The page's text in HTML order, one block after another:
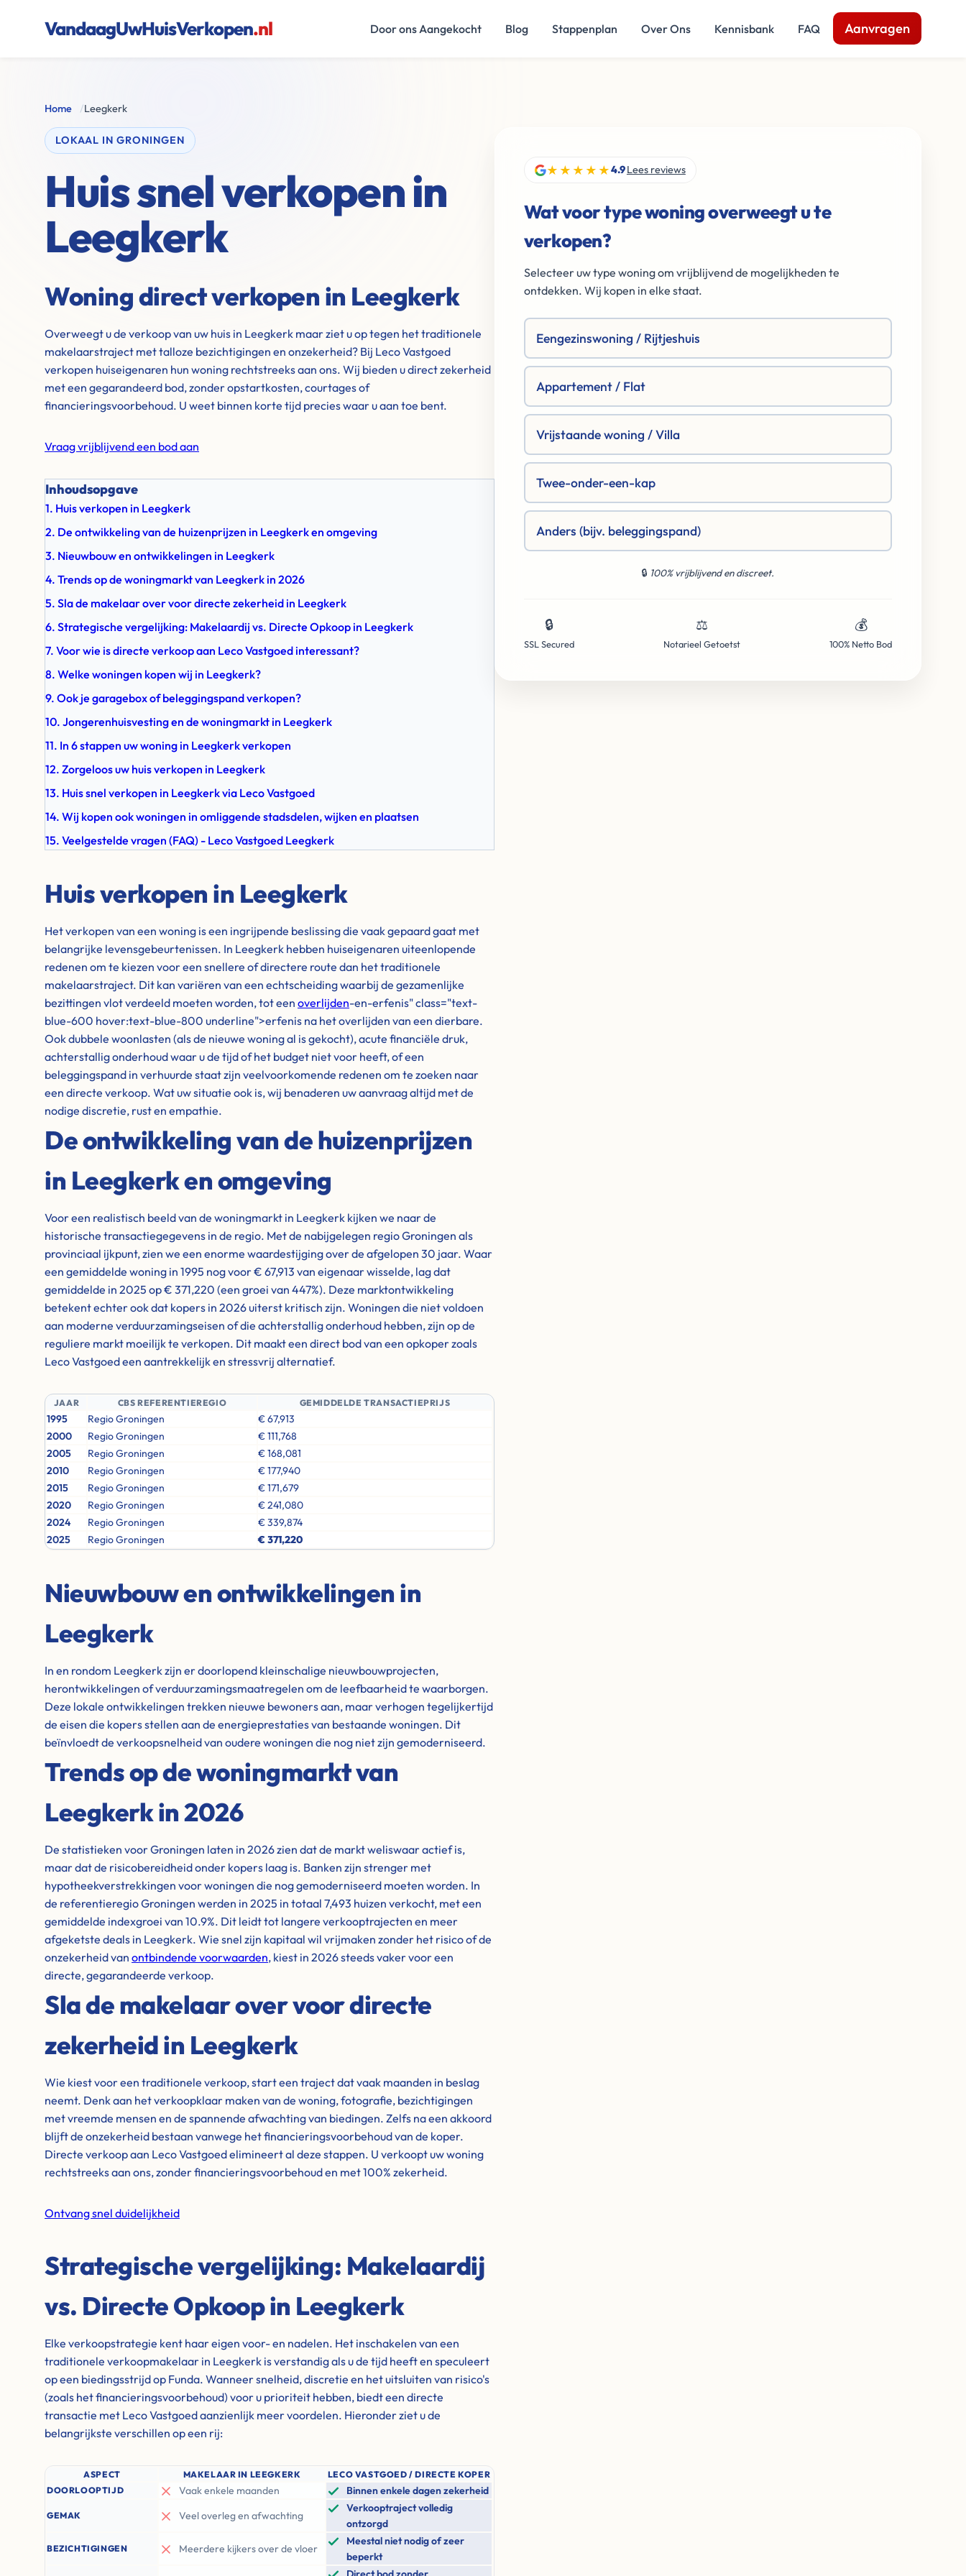
VandaagUwHuisVerkopen.nl Door ons Aangekocht Blog Stappenplan Over Ons Kennisbank FAQ Aanvragen
Home /Leegkerk
LOKAAL IN GRONINGEN
Huis snel verkopen in
Leegkerk
Woning direct verkopen in Leegkerk
Overweegt u de verkoop van uw huis in Leegkerk maar ziet u op tegen het traditionele
makelaarstraject met talloze bezichtigingen en onzekerheid? Bij Leco Vastgoed
verkopen huiseigenaren hun woning rechtstreeks aan ons. Wij bieden u direct zekerheid
met een gegarandeerd bod, zonder opstartkosten, courtages of
financieringsvoorbehoud. U weet binnen korte tijd precies waar u aan toe bent.
Vraag vrijblijvend een bod aan
Inhoudsopgave
1. Huis verkopen in Leegkerk
2. De ontwikkeling van de huizenprijzen in Leegkerk en omgeving
3. Nieuwbouw en ontwikkelingen in Leegkerk
4. Trends op de woningmarkt van Leegkerk in 2026
5. Sla de makelaar over voor directe zekerheid in Leegkerk
6. Strategische vergelijking: Makelaardij vs. Directe Opkoop in Leegkerk
7. Voor wie is directe verkoop aan Leco Vastgoed interessant?
8. Welke woningen kopen wij in Leegkerk?
9. Ook je garagebox of beleggingspand verkopen?
10. Jongerenhuisvesting en de woningmarkt in Leegkerk
11. In 6 stappen uw woning in Leegkerk verkopen
12. Zorgeloos uw huis verkopen in Leegkerk
13. Huis snel verkopen in Leegkerk via Leco Vastgoed
14. Wij kopen ook woningen in omliggende stadsdelen, wijken en plaatsen
15. Veelgestelde vragen (FAQ) - Leco Vastgoed Leegkerk
Huis verkopen in Leegkerk
Het verkopen van een woning is een ingrijpende beslissing die vaak gepaard gaat met
belangrijke levensgebeurtenissen. In Leegkerk hebben huiseigenaren uiteenlopende
redenen om te kiezen voor een snellere of directere route dan het traditionele
makelaarstraject. Dit kan variëren van een echtscheiding waarbij de gezamenlijke
bezittingen vlot verdeeld moeten worden, tot een overlijden-en-erfenis" class="text-
blue-600 hover:text-blue-800 underline">erfenis na het overlijden van een dierbare.
Ook dubbele woonlasten (als de nieuwe woning al is gekocht), acute financiële druk,
achterstallig onderhoud waar u de tijd of het budget niet voor heeft, of een
beleggingspand in verhuurde staat zijn veelvoorkomende redenen om te zoeken naar
een directe verkoop. Wat uw situatie ook is, wij benaderen uw aanvraag altijd met de
nodige discretie, rust en empathie.
De ontwikkeling van de huizenprijzen
in Leegkerk en omgeving
Voor een realistisch beeld van de woningmarkt in Leegkerk kijken we naar de
historische transactiegegevens in de regio. Met de nabijgelegen regio Groningen als
provinciaal ijkpunt, zien we een enorme waardestijging over de afgelopen 30 jaar. Waar
een gemiddelde woning in 1995 nog voor € 67,913 van eigenaar wisselde, lag dat
gemiddelde in 2025 op € 371,220 (een groei van 447%). Deze marktontwikkeling
betekent echter ook dat kopers in 2026 uiterst kritisch zijn. Woningen die niet voldoen
aan moderne verduurzamingseisen of die achterstallig onderhoud hebben, zijn op de
reguliere markt moeilijk te verkopen. Dit maakt een direct bod van een opkoper zoals
Leco Vastgoed een aantrekkelijk en stressvrij alternatief.
JAAR CBS REFERENTIEREGIO GEMIDDELDE TRANSACTIEPRIJS
1995 Regio Groningen
€ 67,913
2000
Regio Groningen
€ 111,768
2005
Regio Groningen
€ 168,081
2010
Regio Groningen
€ 177,940
2015
Regio Groningen
€ 171,679
2020
Regio Groningen
€ 241,080
2024
Regio Groningen
€ 339,874
2025
Regio Groningen € 371,220
Nieuwbouw en ontwikkelingen in
Leegkerk
In en rondom Leegkerk zijn er doorlopend kleinschalige nieuwbouwprojecten,
herontwikkelingen of verduurzamingsmaatregelen om de leefbaarheid te waarborgen.
Deze lokale ontwikkelingen trekken nieuwe bewoners aan, maar verhogen tegelijkertijd
de eisen die kopers stellen aan de energieprestaties van bestaande woningen. Dit
beïnvloedt de verkoopsnelheid van oudere woningen die nog niet zijn gemoderniseerd.
Trends op de woningmarkt van
Leegkerk in 2026
De statistieken voor Groningen laten in 2026 zien dat de markt weliswaar actief is,
maar dat de risicobereidheid onder kopers laag is. Banken zijn strenger met
hypotheekverstrekkingen voor woningen die nog gemoderniseerd moeten worden. In
de referentieregio Groningen werden in 2025 in totaal 7,493 huizen verkocht, met een
gemiddelde indexgroei van 10.9%. Dit leidt tot langere verkooptrajecten en meer
afgeketste deals in Leegkerk. Wie snel zijn kapitaal wil vrijmaken zonder het risico of de
onzekerheid van ontbindende voorwaarden, kiest in 2026 steeds vaker voor een
directe, gegarandeerde verkoop.
Sla de makelaar over voor directe
zekerheid in Leegkerk
Wie kiest voor een traditionele verkoop, start een traject dat vaak maanden in beslag
neemt. Denk aan het verkoopklaar maken van de woning, fotografie, bezichtigingen
met vreemde mensen en de spannende afwachting van biedingen. Zelfs na een akkoord
blijft de onzekerheid bestaan vanwege het financieringsvoorbehoud van de koper.
Directe verkoop aan Leco Vastgoed elimineert al deze stappen. U verkoopt uw woning
rechtstreeks aan ons, zonder financieringsvoorbehoud en met 100% zekerheid.
Ontvang snel duidelijkheid
Strategische vergelijking: Makelaardij
vs. Directe Opkoop in Leegkerk
Elke verkoopstrategie kent haar eigen voor- en nadelen. Het inschakelen van een
traditionele verkoopmakelaar in Leegkerk is verstandig als u de tijd heeft en speculeert
op een biedingsstrijd op Funda. Wanneer snelheid, discretie en het uitsluiten van risico's
(zoals het financieringsvoorbehoud) voor u prioriteit hebben, biedt een directe
transactie met Leco Vastgoed aanzienlijk meer voordelen. Hieronder ziet u de
belangrijkste verschillen op een rij:
ASPECT MAKELAAR IN LEEGKERK
LECO VASTGOED / DIRECTE KOPER
DOORLOOPTIJD
Vaak enkele maanden Binnen enkele dagen zekerheid
GEMAK Veel overleg en afwachting
Verkooptraject volledig
ontzorgd
BEZICHTIGINGEN Meerdere kijkers over de vloer
Meestal niet nodig of zeer
beperkt
★★★★★4.9Lees reviews
Wat voor type woning overweegt u te
verkopen?
Selecteer uw type woning om vrijblijvend de mogelijkheden te
ontdekken. Wij kopen in elke staat.
Eengezinswoning / Rijtjeshuis
Appartement / Flat
Vrijstaande woning / Villa
Twee-onder-een-kap
Anders (bijv. beleggingspand)
🔒 100% vrijblijvend en discreet.
🔒
SSL Secured
⚖️
Notarieel Getoetst
💰
100% Netto Bod